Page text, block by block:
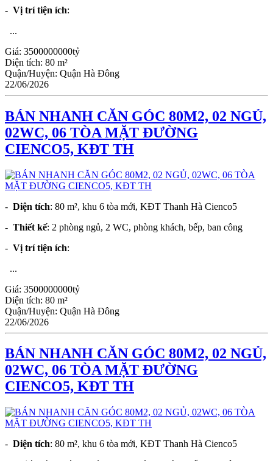
- Vị trí tiện ích:
...
Giá: 3500000000tỷ
Diện tích: 80 m²
Quận/Huyện: Quận Hà Đông
22/06/2026
BÁN NHANH CĂN GÓC 80M2, 02 NGỦ,
02WC, 06 TÒA MẶT ĐƯỜNG
CIENCO5, KĐT TH
- Diện tích: 80 m², khu 6 tòa mới, KĐT Thanh Hà Cienco5
- Thiết kế: 2 phòng ngủ, 2 WC, phòng khách, bếp, ban công
- Vị trí tiện ích:
...
Giá: 3500000000tỷ
Diện tích: 80 m²
Quận/Huyện: Quận Hà Đông
22/06/2026
BÁN NHANH CĂN GÓC 80M2, 02 NGỦ,
02WC, 06 TÒA MẶT ĐƯỜNG
CIENCO5, KĐT TH
- Diện tích: 80 m², khu 6 tòa mới, KĐT Thanh Hà Cienco5